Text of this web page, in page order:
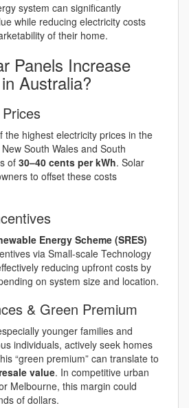
system can significantly
while reducing electricity costs
of their home.
Panels Increase
Australia?
the highest electricity prices in the
South Wales and South
of 30–40 cents per kWh. Solar
to offset these costs
Energy Scheme (SRES)
via Small-scale Technology
reducing upfront costs by
on system size and location.
& Green Premium
younger families and
individuals, actively seek homes
“green premium” can translate to
value. In competitive urban
Melbourne, this margin could
of dollars.